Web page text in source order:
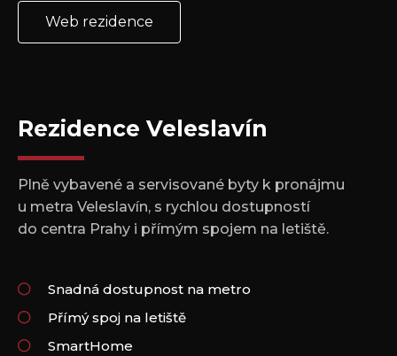
Web rezidence
Rezidence Veleslavín
Plně vybavené a servisované byty k pronájmu
u metra Veleslavín, s rychlou dostupností
do centra Prahy i přímým spojem na letiště.
Snadná dostupnost na metro
Přímý spoj na letiště
SmartHome